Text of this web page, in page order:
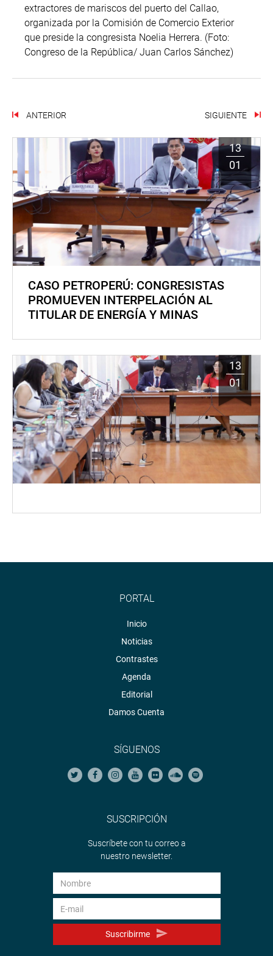
extractores de mariscos del puerto del Callao,
organizada por la Comisión de Comercio Exterior
que preside la congresista Noelia Herrera. (Foto:
Congreso de la República/ Juan Carlos Sánchez)
ANTERIOR SIGUIENTE
13
01
CASO PETROPERÚ: CONGRESISTAS
PROMUEVEN INTERPELACIÓN AL
TITULAR DE ENERGÍA Y MINAS
13
01
PORTAL
Inicio
Noticias
Contrastes
Agenda
Editorial
Damos Cuenta
SÍGUENOS
SUSCRIPCIÓN
Suscríbete con tu correo a
nuestro newsletter.
Suscribirme